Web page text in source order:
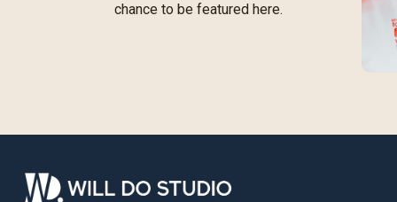
chance to be featured here.